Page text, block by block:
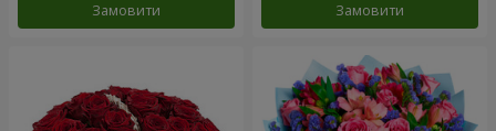
Замовити Замовити